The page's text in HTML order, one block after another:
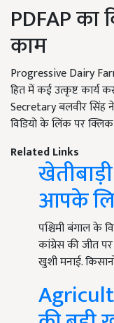
PDFAP का
काम
Progressive Dairy
हित में कई उत्कृष्ट कार्य
Secretary बलवीर सिंह
विडियो के लिंक पर
Related Links
आपके
पश्चिमी बंगाल के
कांग्रेस की जीत
खुशी मनाई.